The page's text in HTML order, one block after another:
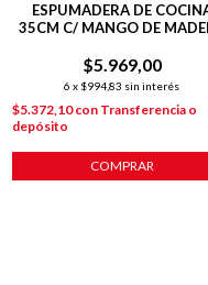
ESPUMADERA DE
35CM C/ MANGO DE
$5.969,00
6 x $994,83 sin interés
$5.372,10con Transferencia o
depósito
COMPRAR